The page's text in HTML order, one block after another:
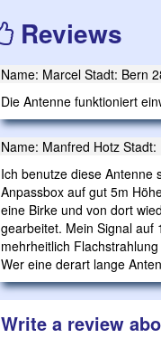
Reviews
Name: Marcel Stadt: Bern
Die Antenne funktioniert
Name: Manfred Hotz
Ich benutze diese Antenne
Anpassbox auf gut 5m
eine Birke und von dort
gearbeitet. Mein Signal auf
mehrheitlich
Wer eine derart lange
Write a review